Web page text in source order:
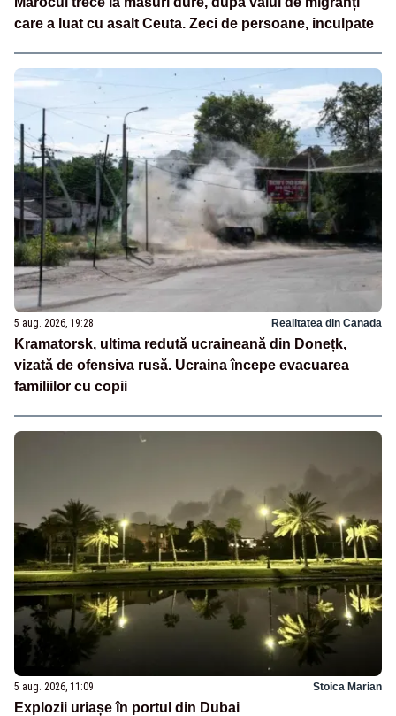
care a luat cu asalt Ceuta. Zeci de persoane, inculpate
5 aug. 2026, 19:28 Realitatea din Canada
Kramatorsk, ultima redută ucraineană din Donețk,
vizată de ofensiva rusă. Ucraina începe evacuarea
familiilor cu copii
5 aug. 2026, 11:09 Stoica Marian
Explozii uriașe în portul din Dubai